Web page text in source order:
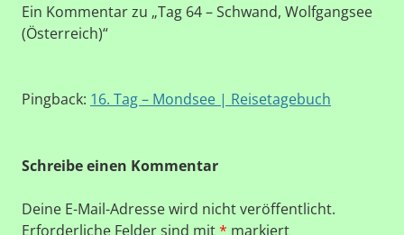
Ein Kommentar zu „Tag 64 – Schwand, Wolfgangsee
(Österreich)“
Pingback: 16. Tag – Mondsee | Reisetagebuch
Schreibe einen Kommentar
Deine E-Mail-Adresse wird nicht veröffentlicht.
Erforderliche Felder sind mit* markiert